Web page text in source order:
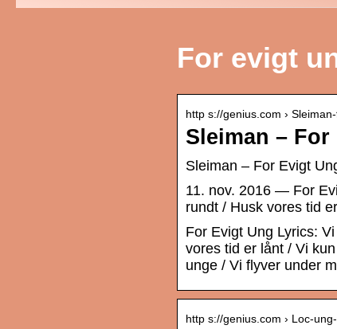
For evigt
http s://genius.com ›
Sleiman –
Sleiman – For Evigt
11. nov. 2016 — For
rundt / Husk vores tid
For Evigt Ung Lyrics:
vores tid er lånt / Vi
unge / Vi flyver under
http s://genius.com › Loc-